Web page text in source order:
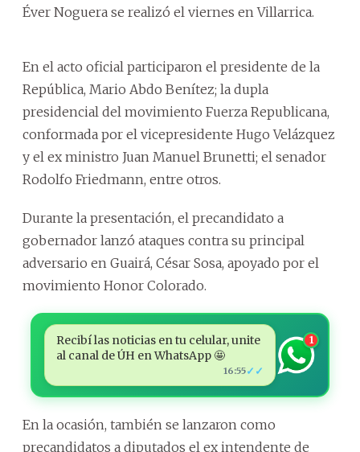
Éver Noguera se realizó el viernes en Villarrica.
En el acto oficial participaron el presidente de la
República, Mario Abdo Benítez; la dupla
presidencial del movimiento Fuerza Republicana,
conformada por el vicepresidente Hugo Velázquez
y el ex ministro Juan Manuel Brunetti; el senador
Rodolfo Friedmann, entre otros.
Durante la presentación, el precandidato a
gobernador lanzó ataques contra su principal
adversario en Guairá, César Sosa, apoyado por el
movimiento Honor Colorado.
Recibí las noticias en tu celular, unite
al canal de ÚH en WhatsApp 🤩
16:55✓✓
1
En la ocasión, también se lanzaron como
precandidatos a diputados el ex intendente de